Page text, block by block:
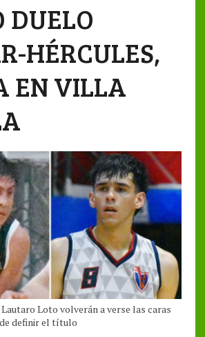
DUELO
HÉRCULES,
EN VILLA
Loto volverán a verse las caras
definir el título